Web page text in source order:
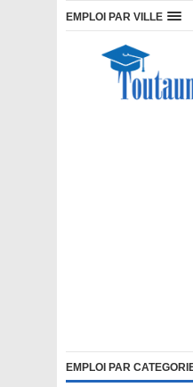
EMPLOI PAR VILLE
EMPLOI PAR